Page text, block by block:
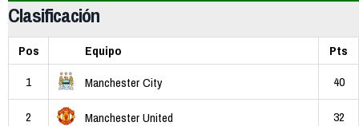
Clasificación
Pos Equipo
Pts
1
Manchester City 40
2 Manchester United 32